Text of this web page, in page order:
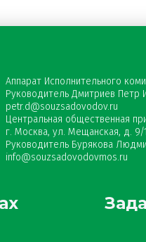
Аппарат Исполнительного
Руководитель Дмитриев Петр
petr.d@souzsadovodov.ru
Центральная общественная
г. Москва, ул. Мещанская, д. 9/
Руководитель Бурякова
info@souzsadovodovmos.ru